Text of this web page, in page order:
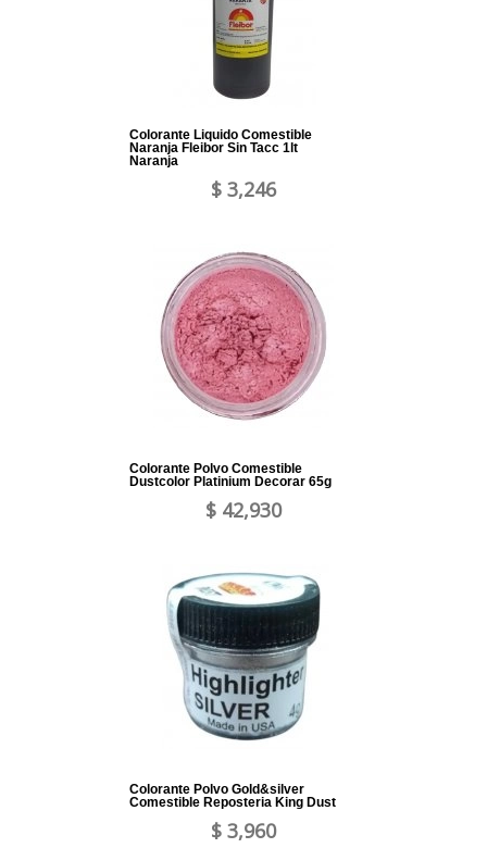
Colorante Liquido Comestible
Naranja Fleibor Sin Tacc 1lt
Naranja
$ 3,246
Colorante Polvo Comestible
Dustcolor Platinium Decorar 65g
$ 42,930
Colorante Polvo Gold&silver
Comestible Reposteria King Dust
$ 3,960